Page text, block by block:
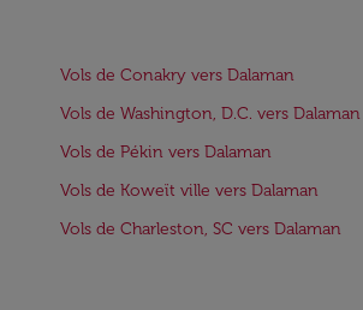
Vols de Conakry vers Dalaman
Vols de Washington, D.C. vers Dalaman
Vols de Pékin vers Dalaman
Vols de Koweït ville vers Dalaman
Vols de Charleston, SC vers Dalaman